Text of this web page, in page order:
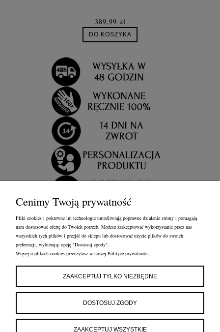
389,99 zł
DO KOSZYKA
OBSŁUGA KLIENTA FRANCOW JEWELRY
FRANCOW JEWELRY
ul. Kossaka 4/8, 49-200 Grodków
tel:660596974
e-mail:shop@francow.com
Cenimy Twoją prywatność
Pliki cookies i pokrewne im technologie umożliwiają poprawne działanie strony i pomagają
nam dostosować ofertę do Twoich potrzeb. Możesz zaakceptować wykorzystanie przez nas
wszystkich tych plików i przejść do sklepu lub dostosować użycie plików do swoich
preferencji, wybierając opcję "Dostosuj zgody".
Więcej o plikach cookies przeczytasz w naszej Polityce prywatności.
ZAAKCEPTUJ TYLKO NIEZBĘDNE
DOSTOSUJ ZGODY
ZAAKCEPTUJ WSZYSTKIE